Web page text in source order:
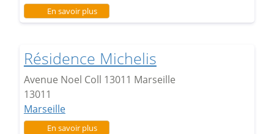
En savoir plussur Résidence Eugène Pottier
Résidence Michelis
Avenue Noel Coll 13011 Marseille
13011
Marseille
En savoir plussur Résidence Michelis